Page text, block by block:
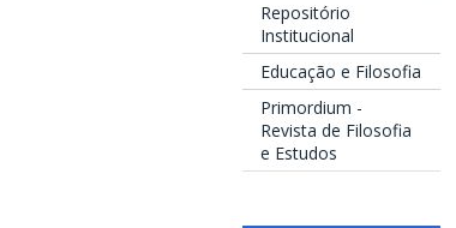
Repositório
Institucional
Educação e Filosofia
Primordium -
Revista de Filosofia
e Estudos